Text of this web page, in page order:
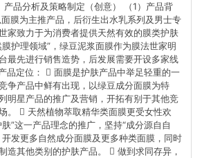
产品分析及策略制定（创意） （1）产品背
膜为主推产品，后衍生出水乳系列及男士专
家致力于为消费者提供天然有效的膜类护肤
护理领域”，绿豆泥浆面膜作为膜法世家明
最先进行销售造势，后发展需要开设多家线
品定位：  面膜是护肤产品中举足轻重的一
争产品中鲜有出现，以绿豆成分面膜为特
明星产品的推广及营销，开拓有别于其他竞
。  天然植物萃取精华类面膜更受女性欢
”这一产品理念的推广，坚持“成分源自自
发更多自然成分面膜及更多种类面膜，同时
造其他类别的护肤产品。  做到求同存异，